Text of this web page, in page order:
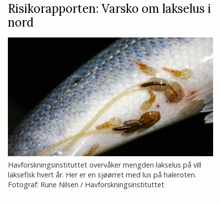
Risikorapporten: Varsko om lakselus i
nord
Havforskningsinstituttet overvåker mengden lakselus på vill
laksefisk hvert år. Her er en sjøørret med lus på haleroten.
Fotograf: Rune Nilsen / Havforskningsinstituttet